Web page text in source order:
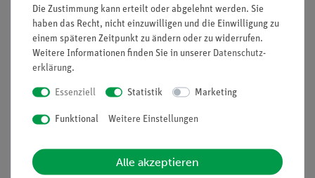
10,00 € 25,40 €
Die Zustimmung kann erteilt oder abgelehnt werden. Sie
haben das Recht, nicht einzuwilligen und die Einwilligung zu
einem späteren Zeitpunkt zu ändern oder zu widerrufen.
Weitere Informationen finden Sie in unserer Daten­schutz­
erklärung.
Essenziell Statistik Marketing
Funktional Weitere Einstellungen
Alle akzeptieren